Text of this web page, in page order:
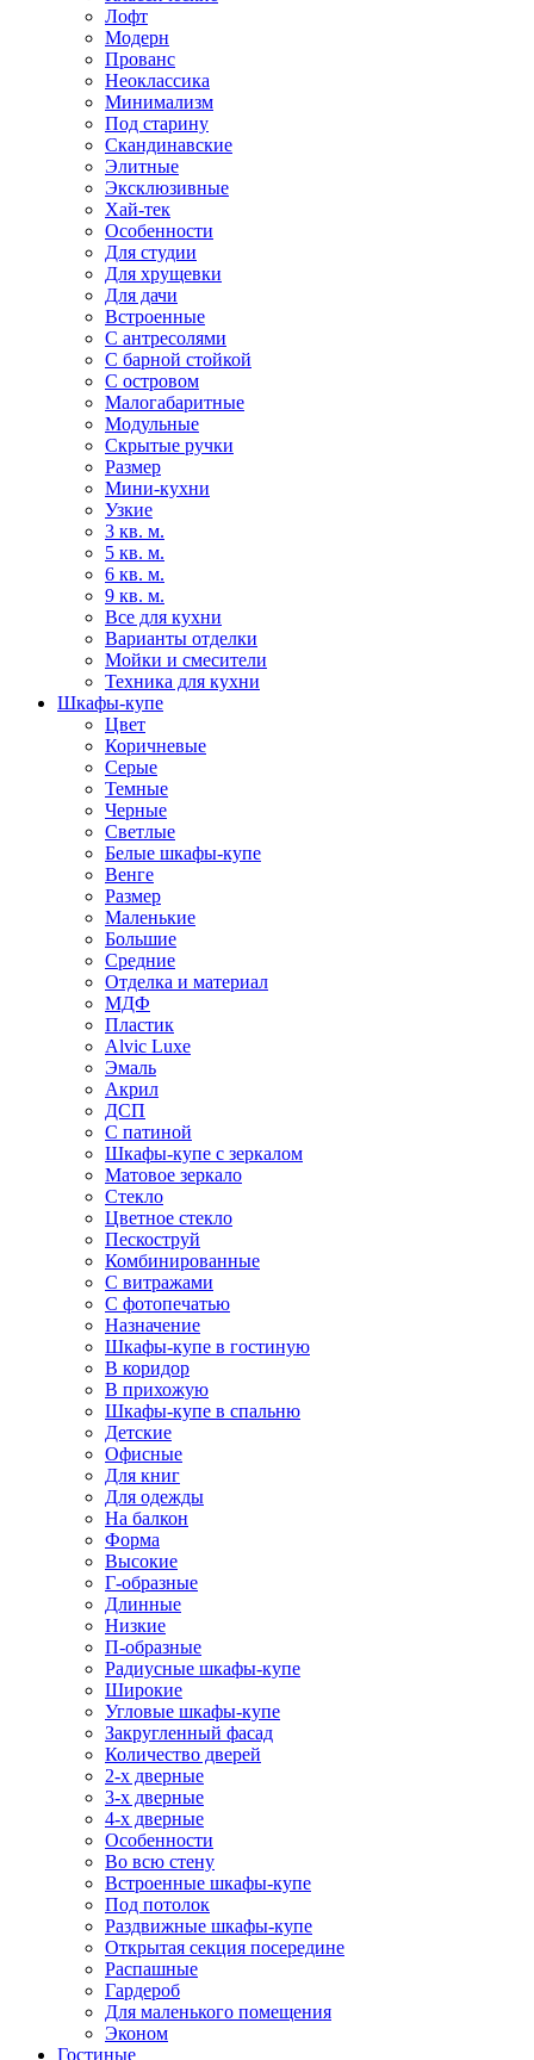
Лофт
Модерн
Прованс
Неоклассика
Минимализм
Под старину
Скандинавские
Элитные
Эксклюзивные
Хай-тек
Особенности
Для студии
Для хрущевки
Для дачи
Встроенные
С антресолями
С барной стойкой
С островом
Малогабаритные
Модульные
Скрытые ручки
Размер
Мини-кухни
Узкие
3 кв. м.
5 кв. м.
6 кв. м.
9 кв. м.
Все для кухни
Варианты отделки
Мойки и смесители
Техника для кухни
Шкафы-купе
Цвет
Коричневые
Серые
Темные
Черные
Светлые
Белые шкафы-купе
Венге
Размер
Маленькие
Большие
Средние
Отделка и материал
МДФ
Пластик
Alvic Luxe
Эмаль
Акрил
ДСП
С патиной
Шкафы-купе с зеркалом
Матовое зеркало
Стекло
Цветное стекло
Пескоструй
Комбинированные
С витражами
С фотопечатью
Назначение
Шкафы-купе в гостиную
В коридор
В прихожую
Шкафы-купе в спальню
Детские
Офисные
Для книг
Для одежды
На балкон
Форма
Высокие
Г-образные
Длинные
Низкие
П-образные
Радиусные шкафы-купе
Широкие
Угловые шкафы-купе
Закругленный фасад
Количество дверей
2-х дверные
3-х дверные
4-х дверные
Особенности
Во всю стену
Встроенные шкафы-купе
Под потолок
Раздвижные шкафы-купе
Открытая секция посередине
Распашные
Гардероб
Для маленького помещения
Эконом
Гостиные